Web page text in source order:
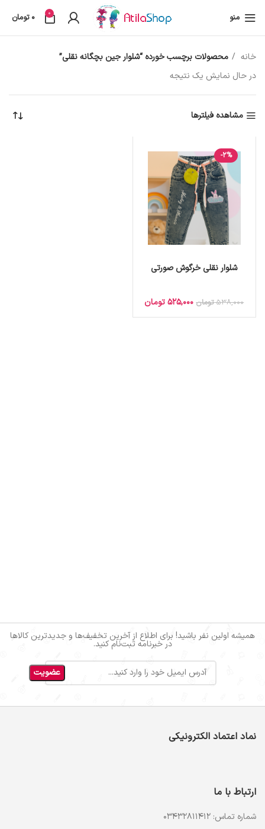
منو 0
0 تومان
خانه
محصولات برچسب خورده “شلوار جین بچگانه نقلی”
در حال نمایش یک نتیجه
مشاهده فیلترها
-2%
شلوار نقلی خرگوش صورتی
538,000 تومان 525,000 تومان
همیشه اولین نفر باشید! برای اطلاع از آخرین تخفیف‌ها و جدیدترین کالاها
در خبرنامه ثبت‌نام کنید.
نماد اعتماد الکترونیکی
ارتباط با ما
شماره تماس: 03432811412